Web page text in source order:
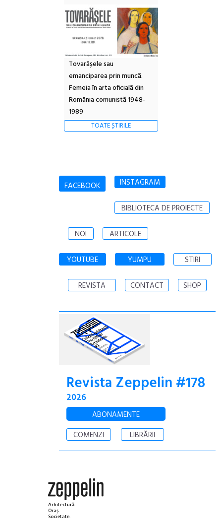
Tovarășele sau
emanciparea prin muncă.
Femeia în arta oficială din
România comunistă 1948-
1989
TOATE ȘTIRILE
FACEBOOK INSTAGRAM
BIBLIOTECA DE PROIECTE
NOI ARTICOLE
YOUTUBE YUMPU STIRI
REVISTA CONTACT SHOP
Revista Zeppelin #178
2026
ABONAMENTE
COMENZI
LIBRĂRII
Arhitectură.
Oraș.
Societate.